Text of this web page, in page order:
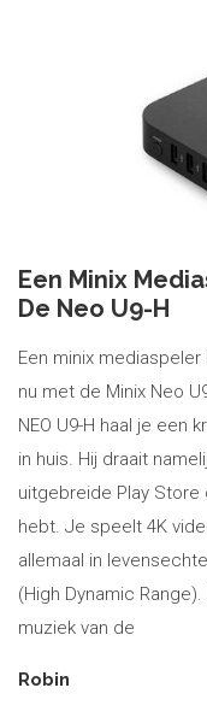
Een Minix
De Neo U9-H
Een minix
nu met de Minix Neo
NEO U9-H haal je een
in huis. Hij draait
uitgebreide Play
hebt. Je speelt 4K
allemaal in
(High Dynamic
muziek van de
Robin